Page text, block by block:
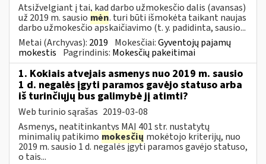
Atsižvelgiant į tai, kad darbo užmokesčio dalis (avansas)
už 2019 m. sausio mėn. turi būti išmokėta taikant naujas
darbo užmokesčio apskaičiavimo (t. y. padidinta, sausio...
Metai (Archyvas): 2019 Mokesčiai:Gyventojų pajamų
mokestis Pagrindinis: Mokesčių pakeitimai
1. Kokiais atvejais asmenys nuo 2019 m. sausio
1 d. negalės įgyti paramos gavėjo statuso arba
iš turinčiųjų bus galimybė jį atimti?
Web turinio sąrašas 2019-03-08
Asmenys, neatitinkantys MAĮ 401 str. nustatytų
minimalių patikimo mokesčių mokėtojo kriterijų, nuo
2019 m. sausio 1 d. negalės įgyti paramos gavėjo statuso,
o tais...